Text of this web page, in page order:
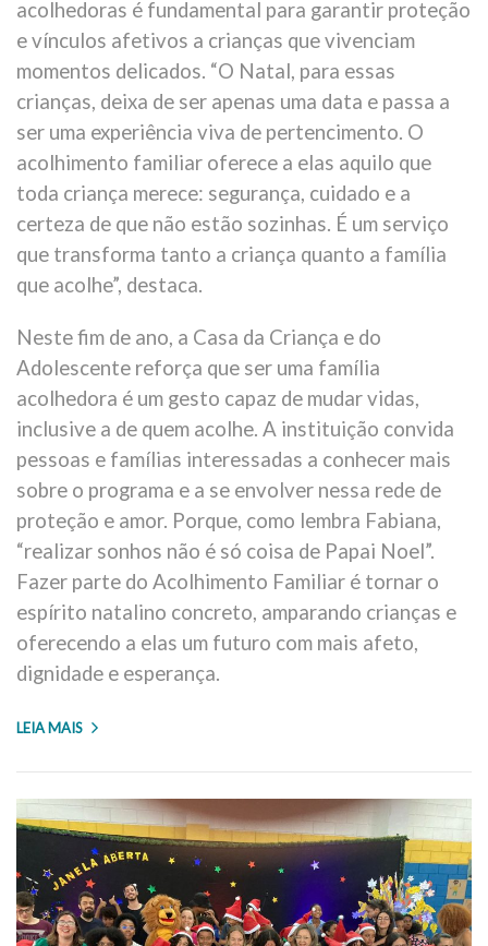
acolhedoras é fundamental para garantir proteção
e vínculos afetivos a crianças que vivenciam
momentos delicados. “O Natal, para essas
crianças, deixa de ser apenas uma data e passa a
ser uma experiência viva de pertencimento. O
acolhimento familiar oferece a elas aquilo que
toda criança merece: segurança, cuidado e a
certeza de que não estão sozinhas. É um serviço
que transforma tanto a criança quanto a família
que acolhe”, destaca.
Neste fim de ano, a Casa da Criança e do
Adolescente reforça que ser uma família
acolhedora é um gesto capaz de mudar vidas,
inclusive a de quem acolhe. A instituição convida
pessoas e famílias interessadas a conhecer mais
sobre o programa e a se envolver nessa rede de
proteção e amor. Porque, como lembra Fabiana,
“realizar sonhos não é só coisa de Papai Noel”.
Fazer parte do Acolhimento Familiar é tornar o
espírito natalino concreto, amparando crianças e
oferecendo a elas um futuro com mais afeto,
dignidade e esperança.
LEIA MAIS